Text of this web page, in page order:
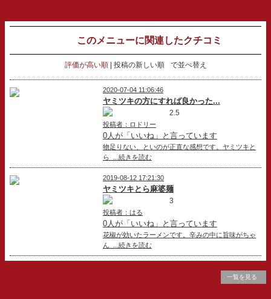
このメニューに関連したクチコミ
評価が高い順 投稿の新しい順 で並べ替え
2020-07-04 11:06:46
ヤミツキの方にすれば良かった...
2.5
投稿者：ロドリー
0人が「いいね」と言っています
物足りない、といのが正直な感想です。ヤミツキと
ら ...続きを読む
2019-08-12 17:21:30
ヤミツキとら麻婆麺
3
投稿者：はる
0人が「いいね」と言っています
花椒が効いたラーメンです。辛みの中に旨味がちゃ
ん ...続きを読む
一覧を見る